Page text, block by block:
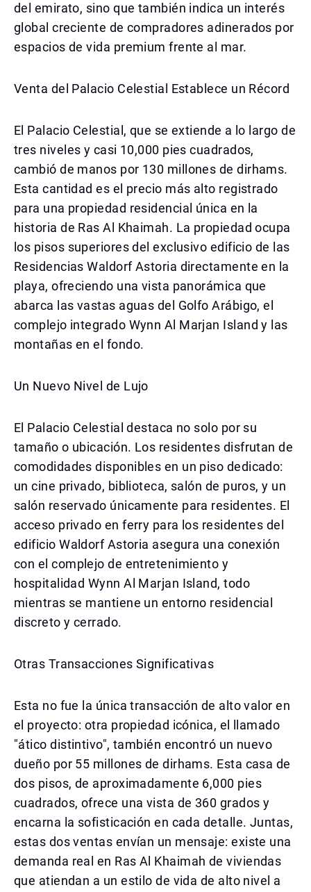
del emirato, sino que también indica un interés
global creciente de compradores adinerados por
espacios de vida premium frente al mar.
Venta del Palacio Celestial Establece un Récord
El Palacio Celestial, que se extiende a lo largo de
tres niveles y casi 10,000 pies cuadrados,
cambió de manos por 130 millones de dirhams.
Esta cantidad es el precio más alto registrado
para una propiedad residencial única en la
historia de Ras Al Khaimah. La propiedad ocupa
los pisos superiores del exclusivo edificio de las
Residencias Waldorf Astoria directamente en la
playa, ofreciendo una vista panorámica que
abarca las vastas aguas del Golfo Arábigo, el
complejo integrado Wynn Al Marjan Island y las
montañas en el fondo.
Un Nuevo Nivel de Lujo
El Palacio Celestial destaca no solo por su
tamaño o ubicación. Los residentes disfrutan de
comodidades disponibles en un piso dedicado:
un cine privado, biblioteca, salón de puros, y un
salón reservado únicamente para residentes. El
acceso privado en ferry para los residentes del
edificio Waldorf Astoria asegura una conexión
con el complejo de entretenimiento y
hospitalidad Wynn Al Marjan Island, todo
mientras se mantiene un entorno residencial
discreto y cerrado.
Otras Transacciones Significativas
Esta no fue la única transacción de alto valor en
el proyecto: otra propiedad icónica, el llamado
"ático distintivo", también encontró un nuevo
dueño por 55 millones de dirhams. Esta casa de
dos pisos, de aproximadamente 6,000 pies
cuadrados, ofrece una vista de 360 grados y
encarna la sofisticación en cada detalle. Juntas,
estas dos ventas envían un mensaje: existe una
demanda real en Ras Al Khaimah de viviendas
que atiendan a un estilo de vida de alto nivel a